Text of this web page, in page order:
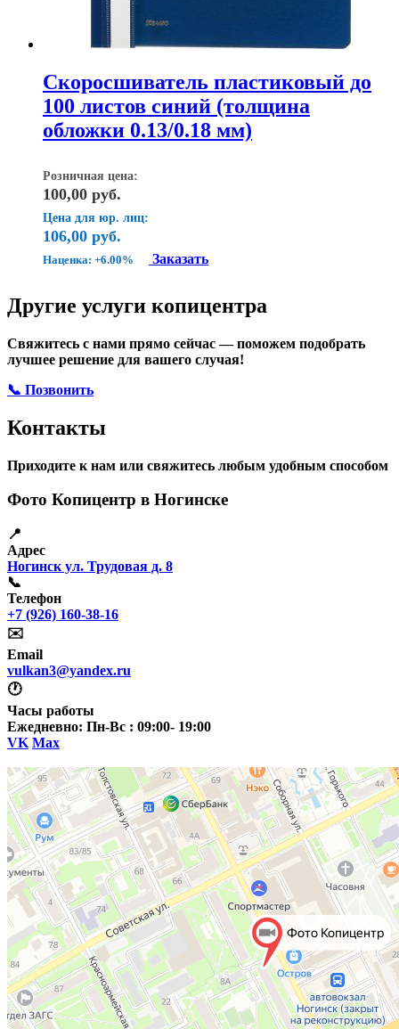
Скоросшиватель пластиковый до
100 листов синий (толщина
обложки 0.13/0.18 мм)
Розничная цена:
100,00 руб.
Цена для юр. лиц:
106,00 руб.
Наценка: +6.00% Заказать
Другие услуги копицентра
Свяжитесь с нами прямо сейчас — поможем подобрать
лучшее решение для вашего случая!
📞 Позвонить
Контакты
Приходите к нам или свяжитесь любым удобным способом
Фото Копицентр в Ногинске
📍
Адрес
Ногинск ул. Трудовая д. 8
📞
Телефон
+7 (926) 160-38-16
✉️
Email
vulkan3@yandex.ru
🕐
Часы работы
Ежедневно: Пн-Вс : 09:00- 19:00
VK Max